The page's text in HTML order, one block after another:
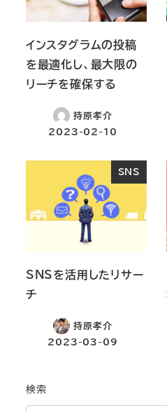
インスタグラムの投稿
を最適化し、最大限の
リーチを確保する
持原孝介
2023-02-10
SNS
SNSを活用したリサー
チ
持原孝介
2023-03-09
検索